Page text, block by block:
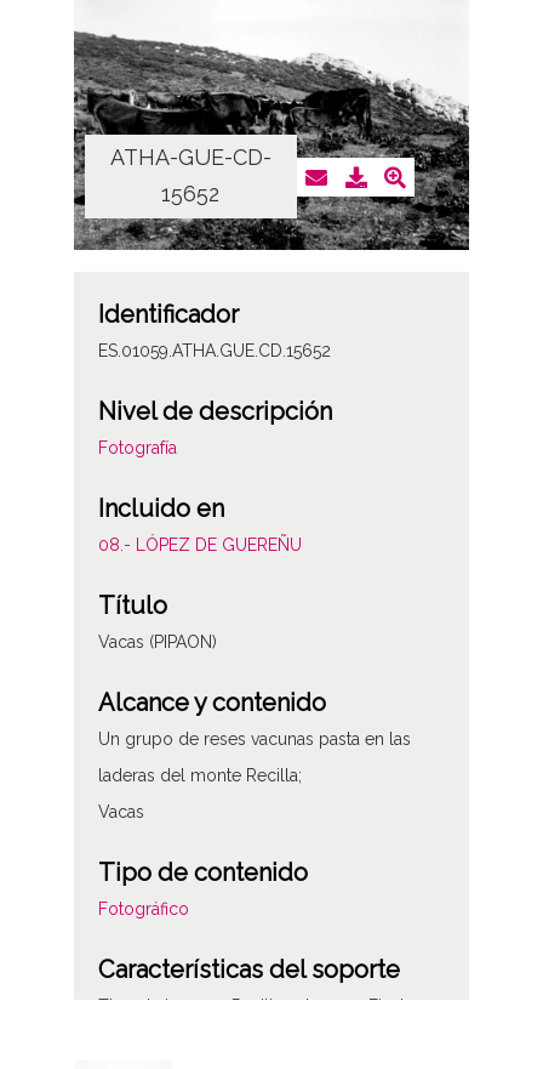
ATHA-GUE-CD-
15652
Identificador
ES.01059.ATHA.GUE.CD.15652
Nivel de descripción
Fotografía
Incluido en
08.- LÓPEZ DE GUEREÑU
Título
Vacas (PIPAON)
Alcance y contenido
Un grupo de reses vacunas pasta en las
laderas del monte Recilla;
Vacas
Tipo de contenido
Fotográfico
Características del soporte
Tipo de imagen: Positivos Imagen Final: